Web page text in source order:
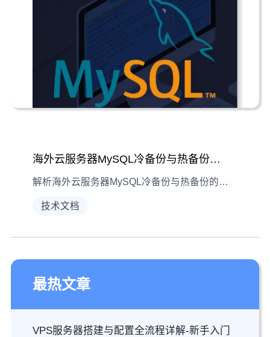
海外云服务器MySQL冷备份与热备份场景指南
解析海外云服务器MySQL冷备份与热备份的技术原理，结合数据迁移、高可用业务等实际场景，帮助用户选择适配的备份方案。
技术文档
最热文章
VPS服务器搭建与配置全流程详解-新手入门